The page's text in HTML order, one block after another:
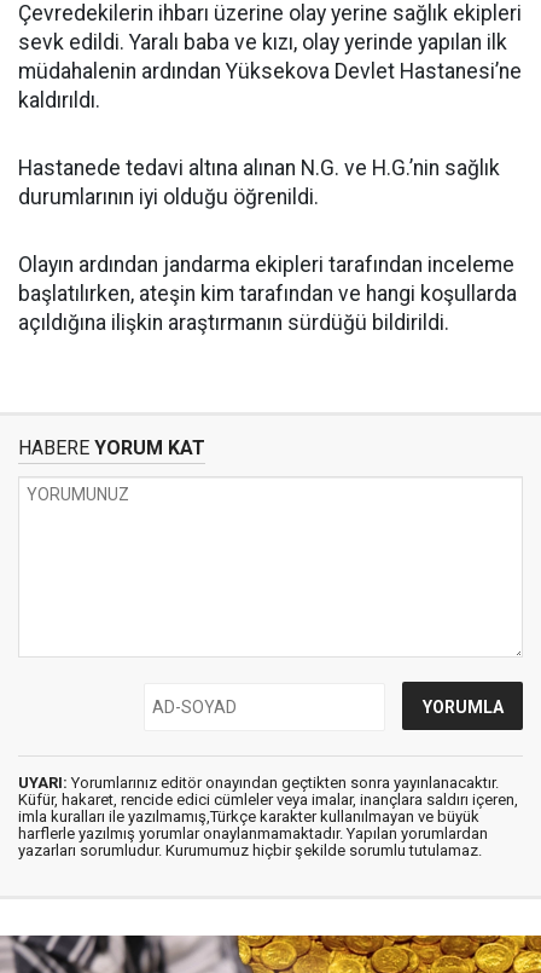
Çevredekilerin ihbarı üzerine olay yerine sağlık ekipleri
sevk edildi. Yaralı baba ve kızı, olay yerinde yapılan ilk
müdahalenin ardından Yüksekova Devlet Hastanesi’ne
kaldırıldı.
Hastanede tedavi altına alınan N.G. ve H.G.’nin sağlık
durumlarının iyi olduğu öğrenildi.
Olayın ardından jandarma ekipleri tarafından inceleme
başlatılırken, ateşin kim tarafından ve hangi koşullarda
açıldığına ilişkin araştırmanın sürdüğü bildirildi.
HABERE YORUM KAT
UYARI: Yorumlarınız editör onayından geçtikten sonra yayınlanacaktır.
Küfür, hakaret, rencide edici cümleler veya imalar, inançlara saldırı içeren,
imla kuralları ile yazılmamış,Türkçe karakter kullanılmayan ve büyük
harflerle yazılmış yorumlar onaylanmamaktadır. Yapılan yorumlardan
yazarları sorumludur. Kurumumuz hiçbir şekilde sorumlu tutulamaz.